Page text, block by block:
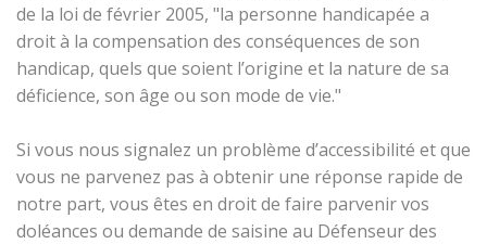
de la loi de février 2005, "la personne handicapée a
droit à la compensation des conséquences de son
handicap, quels que soient l’origine et la nature de sa
déficience, son âge ou son mode de vie."
Si vous nous signalez un problème d’accessibilité et que
vous ne parvenez pas à obtenir une réponse rapide de
notre part, vous êtes en droit de faire parvenir vos
doléances ou demande de saisine au Défenseur des